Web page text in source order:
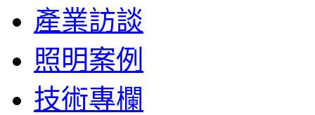
產業訪談
照明案例
技術專欄